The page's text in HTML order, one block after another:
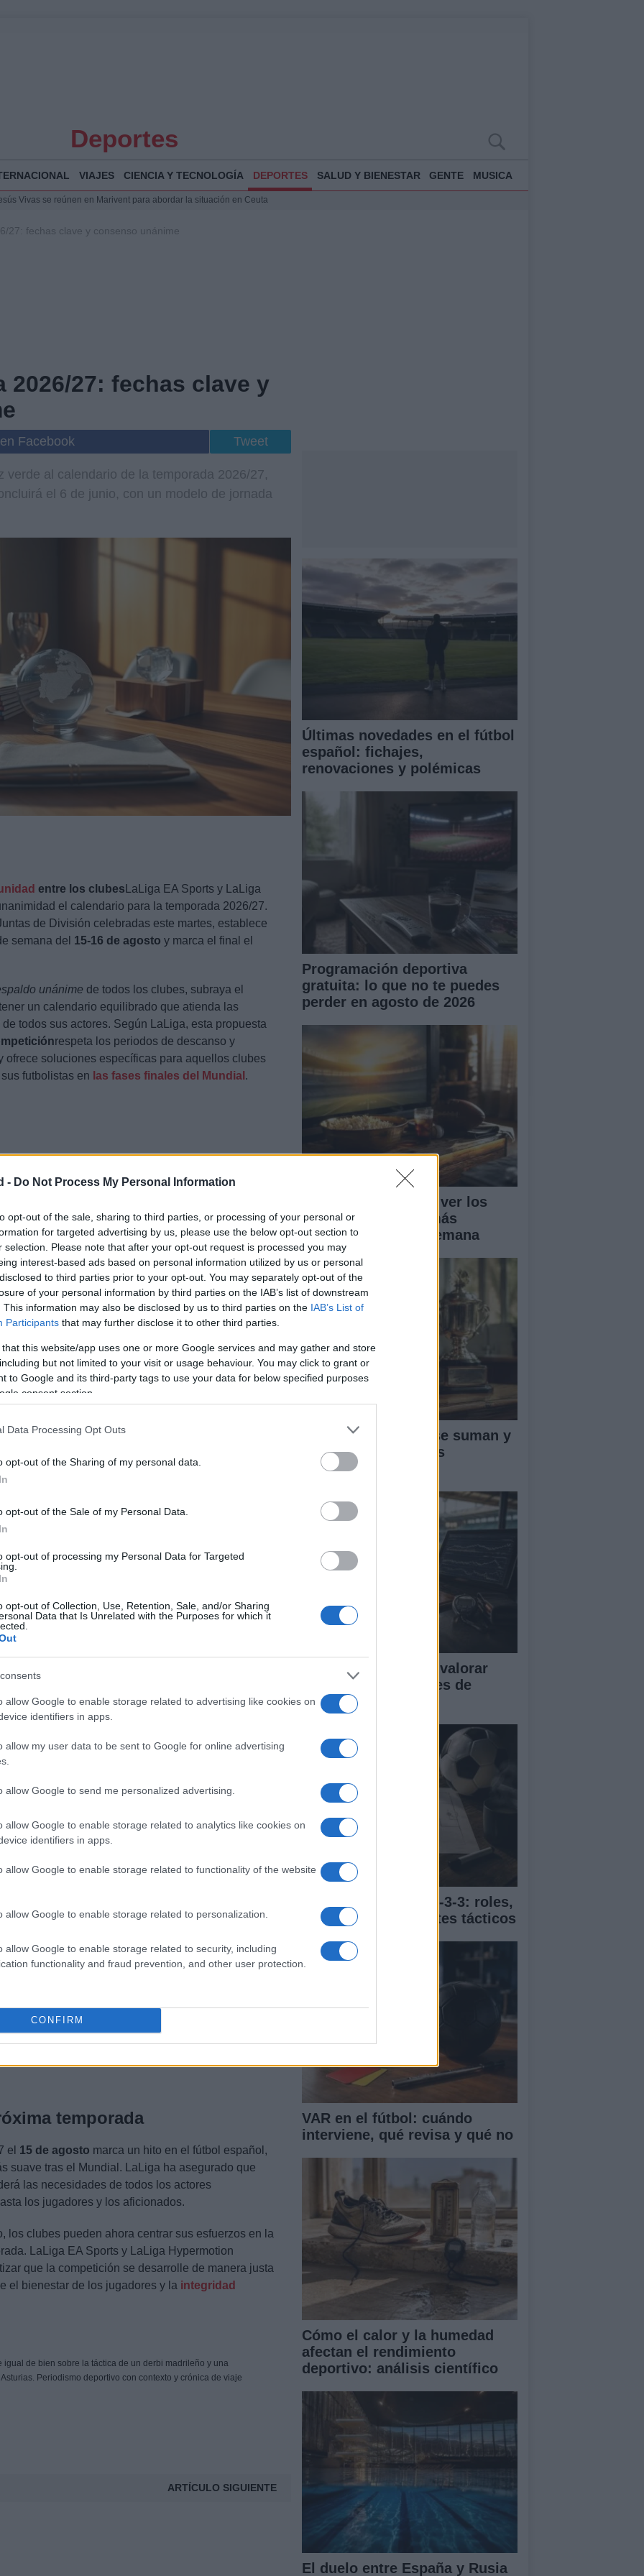
- Do Not Process My Personal Information
opt-out of the sale, sharing to third parties, or processing of your personal or
for targeted advertising by us, please use the below opt-out section to
selection. Please note that after your opt-out request is processed you may
interest-based ads based on personal information utilized by us or personal
to third parties prior to your opt-out. You may separately opt-out of the
of your personal information by third parties on the IAB’s list of downstream
This information may also be disclosed by us to third parties on the IAB’s List of
Participants that may further disclose it to other third parties.
that this website/app uses one or more Google services and may gather and store
but not limited to your visit or usage behaviour. You may click to grant or
to Google and its third-party tags to use your data for below specified purposes
consent section.
Data Processing Opt Outs
opt-out of the Sharing of my personal data.
opt-out of the Sale of my Personal Data.
opt-out of processing my Personal Data for Targeted
opt-out of Collection, Use, Retention, Sale, and/or Sharing
Data that Is Unrelated with the Purposes for which it
allow Google to enable storage related to advertising like cookies on
identifiers in apps.
allow my user data to be sent to Google for online advertising
allow Google to send me personalized advertising.
allow Google to enable storage related to analytics like cookies on
identifiers in apps.
allow Google to enable storage related to functionality of the website
allow Google to enable storage related to personalization.
allow Google to enable storage related to security, including
functionality and fraud prevention, and other user protection.
CONFIRM
Deportes
VIAJES CIENCIA Y TECNOLOGÍA DEPORTES SALUD Y BIENESTAR GENTE MUSICA
Vivas se reúnen en Marivent para abordar la situación en Ceuta
a Ceuta ante la presión migratoria y la falta de respuesta del Gobierno
27: fechas clave y consenso unánime
2026/27: fechas clave y
Facebook Tweet
verde al calendario de la temporada 2026/27,
el 6 de junio, con un modelo de jornada
entre los clubes LaLiga EA Sports y LaLiga
el calendario para la temporada 2026/27.
de División celebradas este martes, establece
semana del 15-16 de agosto y marca el final el
unánime de todos los clubes, subraya el
un calendario equilibrado que atienda las
todos sus actores. Según LaLiga, esta propuesta
respeta los periodos de descanso y
ofrece soluciones específicas para aquellos clubes
futbolistas en las fases finales del Mundial .
para todos
amplio consensoentre los clubes, que han
y el bienestar de los jugadores. LaLiga destaca
permite a algunos partidos de la primera jornada
es una medida flexible para aquellos equipos
en el Mundial.
como elElche CF y elCD
de Alicante en el fútbol profesional español. La
División
.
de la AFE
tras la resolución del arbitraje entre LaLiga y la
(AFE)
que resultó favorable a la postura de
la competición comenzara el
en fechas distintas a las finalmente aprobadas.
de descanso y pretemporada de los
la estabilidad de la competición. La entidad también
específicas para aquellos clubes cuyos
fases finales del Mundial.
temporada
el 15 de agosto marca un hito en el fútbol español,
suave tras el Mundial. LaLiga ha asegurado que
las necesidades de todos los actores
los jugadores y los aficionados.
los clubes pueden ahora centrar sus esfuerzos en la
LaLiga EA Sports y LaLiga Hypermotion
que la competición se desarrolle de manera justa
el bienestar de los jugadores y la integridad
igual de bien sobre la táctica de un derbi madrileño y una
Periodismo deportivo con contexto y crónica de viaje
ARTÍCULO SIGUIENTE
Últimas novedades en el fútbol
español: fichajes,
renovaciones y polémicas
Programación deportiva
gratuita: lo que no te puedes
perder en agosto de 2026
Guía completa para ver los
partidos de fútbol más
importantes de la semana
Puntos ATP: cómo se suman y
defienden en el tenis
profesional
Métricas clave para valorar
amistosos y sesiones de
entrenamiento
Guía completa del 4-3-3: roles,
movimientos y ajustes tácticos
VAR en el fútbol: cuándo
interviene, qué revisa y qué no
Cómo el calor y la humedad
afectan el rendimiento
deportivo: análisis científico
El duelo entre España y Rusia